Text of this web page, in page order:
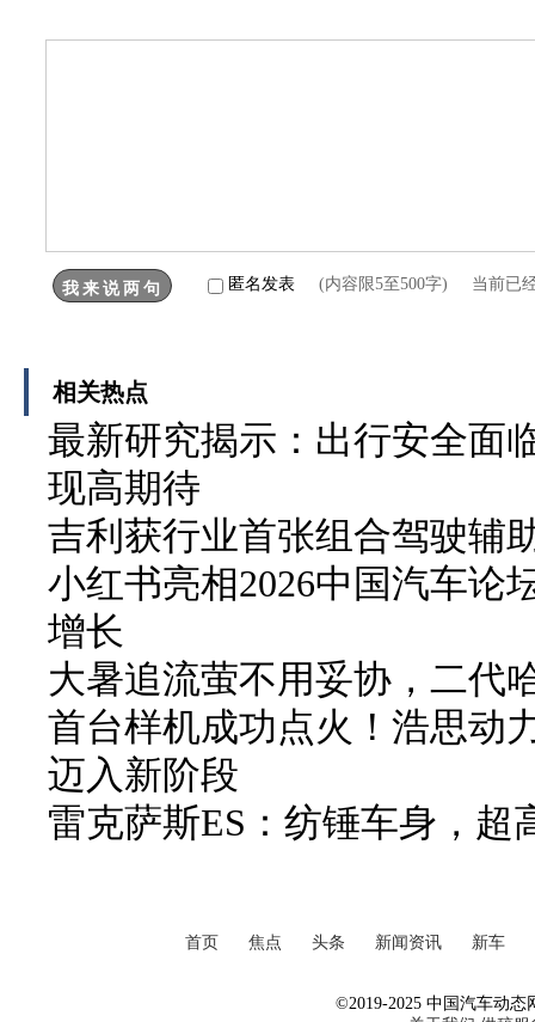
匿名发表 (内容限5至500字) 当前已
相关热点
最新研究揭示：出行安全面
现高期待
吉利获行业首张组合驾驶辅
小红书亮相2026中国汽车论
增长
大暑追流萤不用妥协，二代
首台样机成功点火！浩思动
迈入新阶段
雷克萨斯ES：纺锤车身，超
首页 焦点 头条 新闻资讯 新车
©2019-2025 中国汽车动态